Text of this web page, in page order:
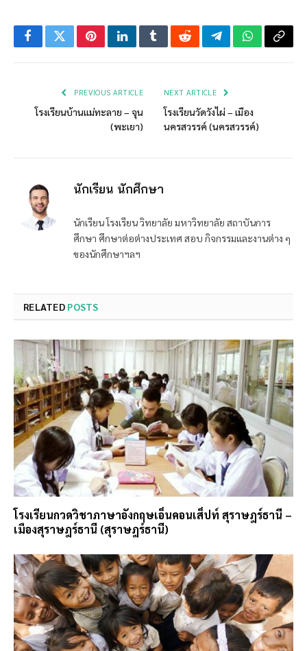
FacebookTwitterPinterestLinkedInTumblrRedditTelegramWhatsApp
Copy
PREVIOUS ARTICLE
โรงเรียนบ้านแม่ทะลาย – จุน
(พะเยา)
NEXT ARTICLE
โรงเรียนวัดวังไผ่ – เมือง
นครสวรรค์ (นครสวรรค์)
นักเรียน นักศึกษา
นักเรียน โรงเรียน วิทยาลัย มหาวิทยาลัย สถาบันการ
ศึกษา ศึกษาต่อต่างประเทศ สอบ กิจกรรมและงานต่าง ๆ
ของนักศึกษาฯลฯ
RELATED POSTS
โรงเรียนกวดวิชาภาษาอังกฤษเอ็นคอนเส็ปท์ สุราษฎร์ธานี –
เมืองสุราษฎร์ธานี (สุราษฎร์ธานี)